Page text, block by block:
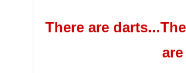
There are